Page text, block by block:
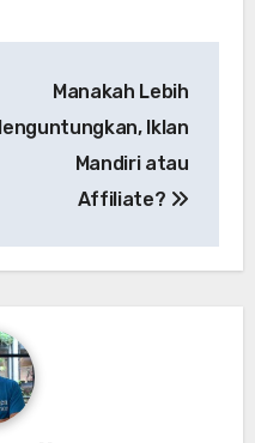
Manakah Lebih
Iklan
Mandiri atau
Affiliate?